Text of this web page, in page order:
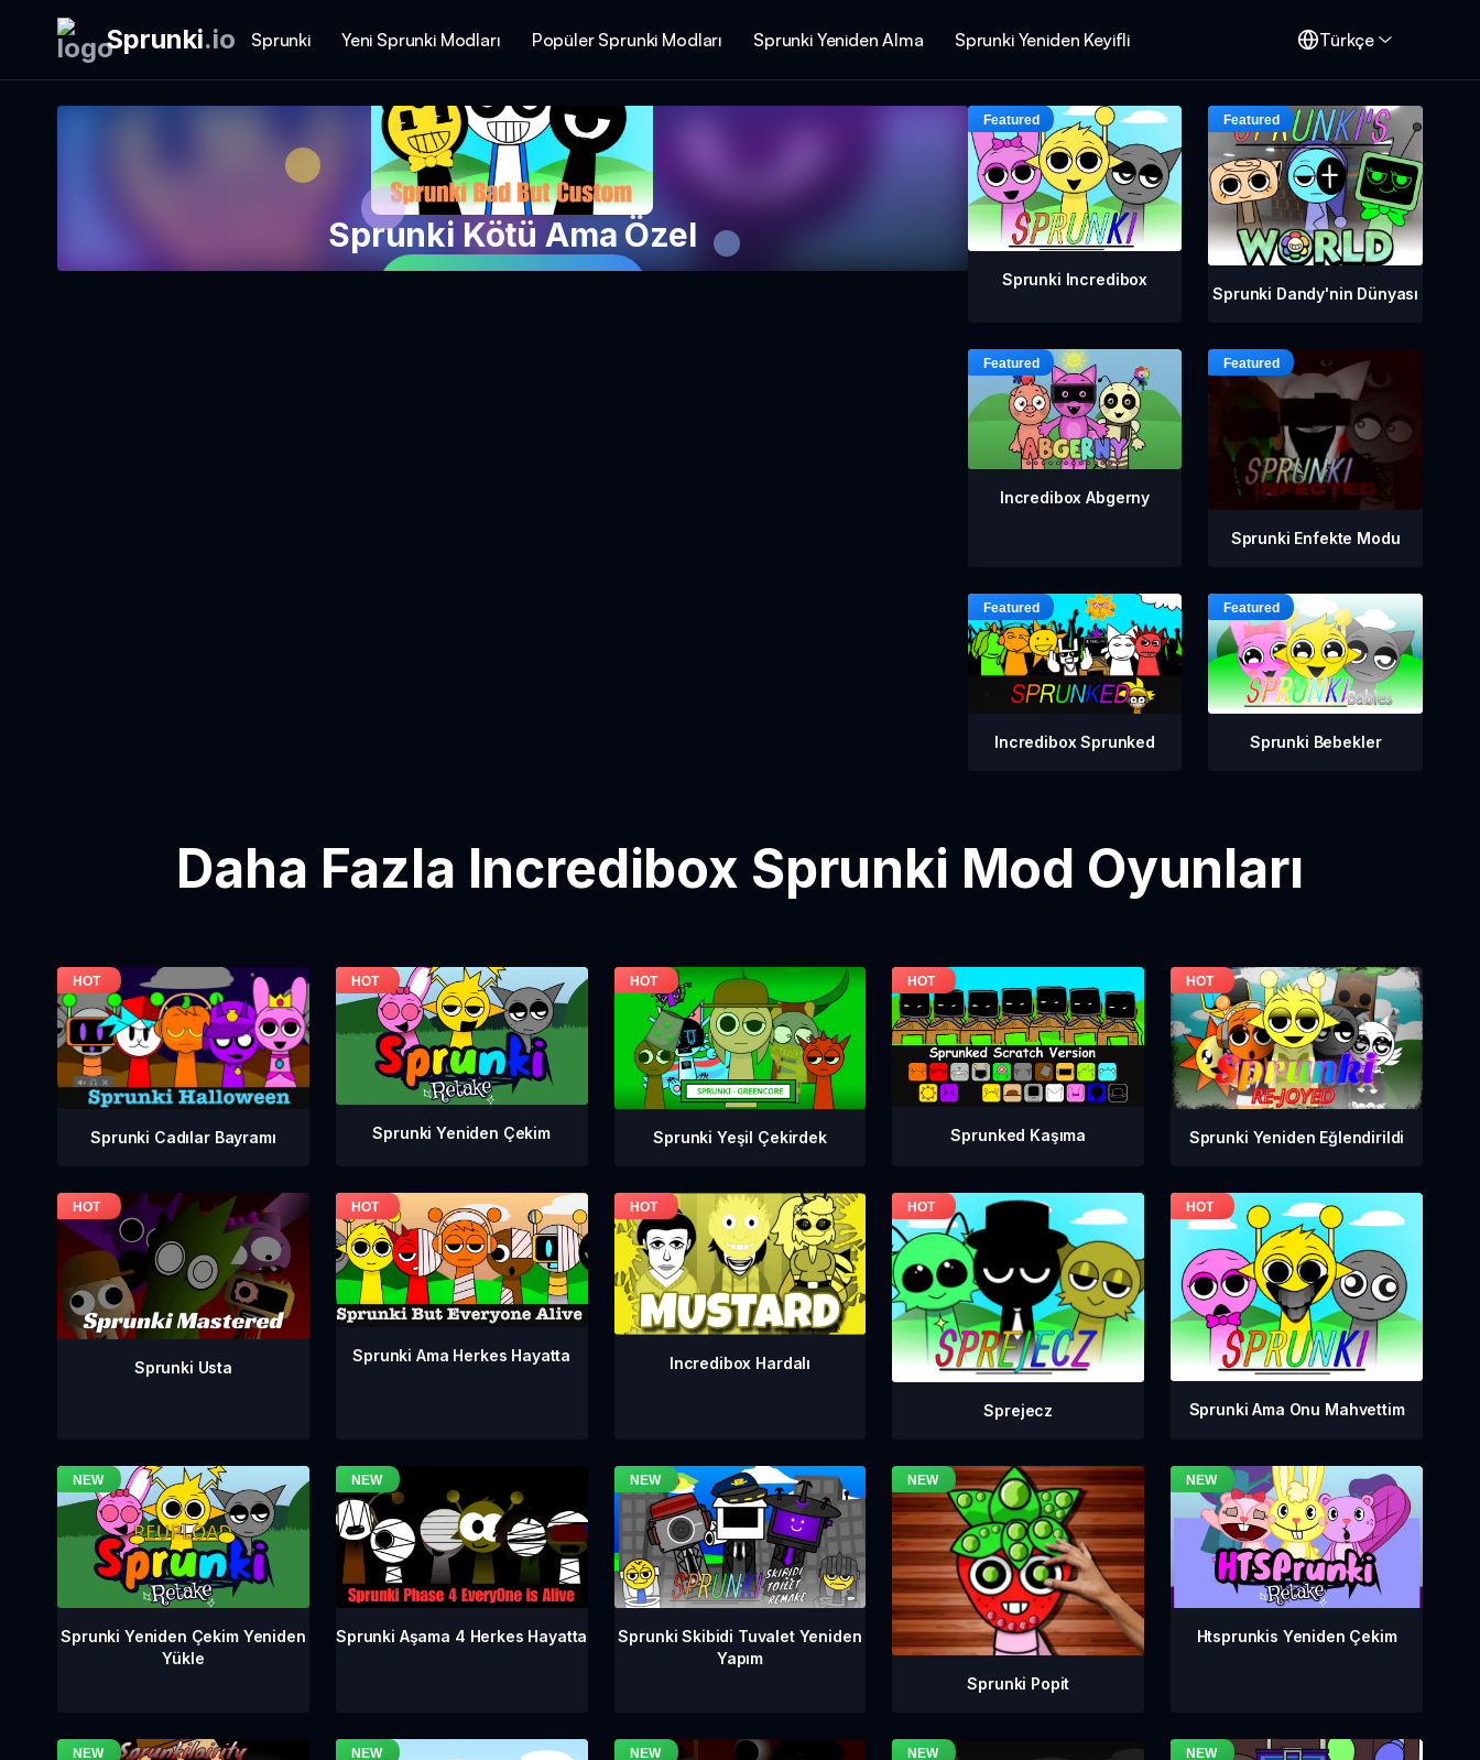
Sprunki.io Sprunki Yeni Sprunki Modları Popüler Sprunki Modları Sprunki Yeniden Alma Sprunki Yeniden Keyifli Türkçe
Sprunki Kötü Ama Özel
Sprunki Incredibox
Sprunki Dandy'nin Dünyası
Incredibox Abgerny
Sprunki Enfekte Modu
Incredibox Sprunked Sprunki Bebekler
Daha Fazla Incredibox Sprunki Mod Oyunları
Sprunki Cadılar Bayramı Sprunki Yeniden Çekim Sprunki Yeşil Çekirdek Sprunked Kaşıma Sprunki Yeniden Eğlendirildi
Sprunki Usta
Sprunki Ama Herkes Hayatta Incredibox Hardalı
Sprejecz Sprunki Ama Onu Mahvettim
Sprunki Yeniden Çekim Yeniden
Yükle
Sprunki Aşama 4 Herkes Hayatta
Sprunki Skibidi Tuvalet Yeniden
Yapım
Sprunki Popit
Htsprunkis Yeniden Çekim